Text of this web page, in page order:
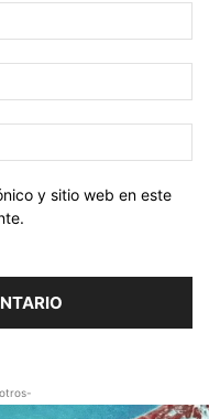
y sitio web en este